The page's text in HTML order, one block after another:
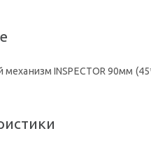
INSPECTOR 90мм